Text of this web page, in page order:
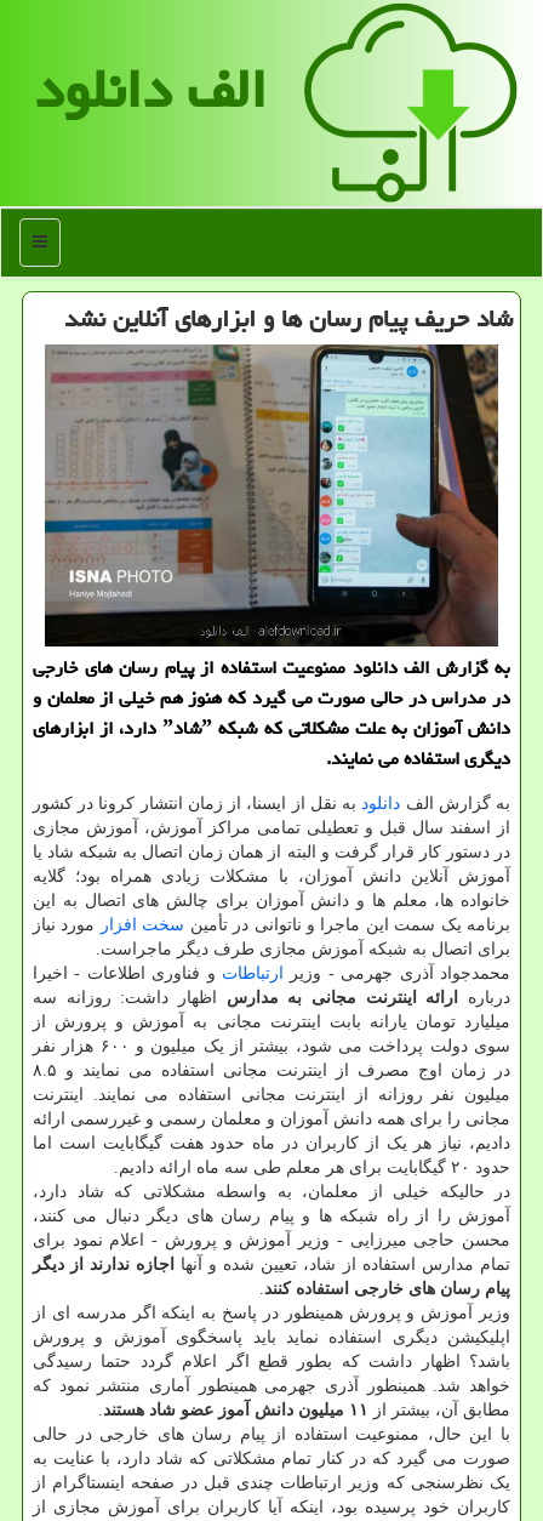
الف دانلود
منو
شاد حریف پیام رسان ها و ابزارهای آنلاین نشد
به گزارش الف دانلود ممنوعیت استفاده از پیام رسان های خارجی
در مدراس در حالی صورت می گیرد كه هنوز هم خیلی از معلمان و
دانش آموزان به علت مشكلاتی كه شبكه ˮشادˮ دارد، از ابزارهای
دیگری استفاده می نمایند.
به گزارش الف دانلودبه نقل از ایسنا، از زمان انتشار کرونا در کشور
از اسفند سال قبل و تعطیلی تمامی مراکز آموزش، آموزش مجازی
در دستور کار قرار گرفت و البته از همان زمان اتصال به شبکه شاد یا
آموزش آنلاین دانش آموزان، با مشکلات زیادی همراه بود؛ گلایه
خانواده ها، معلم ها و دانش آموزان برای چالش های اتصال به این
برنامه یک سمت این ماجرا و ناتوانی در تأمین سخت افزار
مورد نیاز
برای اتصال به شبکه آموزش مجازی طرف دیگر ماجراست.
محمدجواد آذری جهرمی - وزیر
ارتباطات و فناوری اطلاعات - اخیرا
درباره
ارائه اینترنت مجانی به مدارس اظهار داشت: روزانه سه
میلیارد تومان یارانه بابت اینترنت مجانی به آموزش و پرورش از
سوی دولت پرداخت می شود، بیشتر از یک میلیون و ۶۰۰ هزار نفر
در زمان اوج مصرف از اینترنت مجانی استفاده می نمایند و ۸.۵
میلیون نفر روزانه از اینترنت مجانی استفاده می نمایند. اینترنت
مجانی را برای همه دانش آموزان و معلمان رسمی و غیررسمی ارائه
دادیم، نیاز هر یک از کاربران در ماه حدود هفت گیگابایت است اما
حدود ۲۰ گیگابایت برای هر معلم طی سه ماه ارائه دادیم.
در حالیکه خیلی از معلمان، به واسطه مشکلاتی که شاد دارد،
آموزش را از راه شبکه ها و پیام رسان های دیگر دنبال می کنند،
محسن حاجی میرزایی - وزیر آموزش و پرورش - اعلام نمود برای
تمام مدارس استفاده از شاد، تعیین شده و آنها
اجازه ندارند از دیگر
پیام رسان های خارجی استفاده کنند.
وزیر آموزش و پرورش همینطور در پاسخ به اینکه اگر مدرسه ای از
اپلیکیشن دیگری استفاده نماید باید پاسخگوی آموزش و پرورش
باشد؟ اظهار داشت که بطور قطع اگر اعلام گردد حتما رسیدگی
خواهد شد. همینطور آذری جهرمی همینطور آماری منتشر نمود که
مطابق آن، بیشتر از
۱۱ میلیون دانش آموز عضو شاد هستند
.
با این حال، ممنوعیت استفاده از پیام رسان های خارجی در حالی
صورت می گیرد که در کنار تمام مشکلاتی که شاد دارد، با عنایت به
یک نظرسنجی که وزیر ارتباطات چندی قبل در صفحه اینستاگرام از
کاربران خود پرسیده بود، اینکه آیا کاربران برای آموزش مجازی از